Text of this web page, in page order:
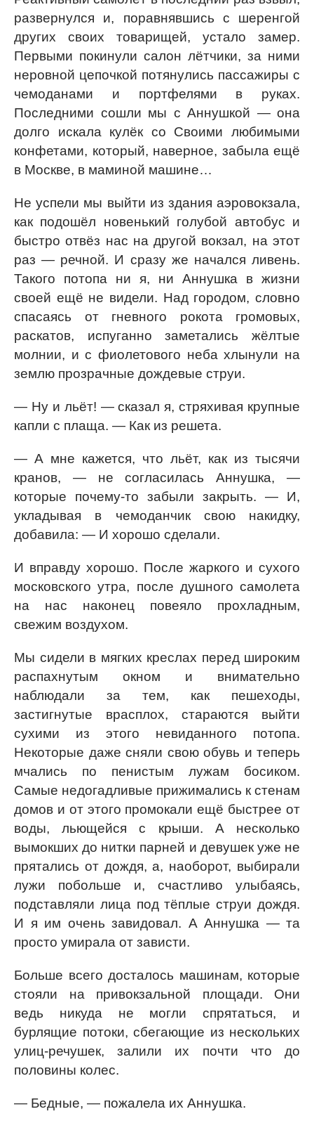
развернулся и, поравнявшись с шеренгой
других своих товарищей, устало замер.
Первыми покинули салон лётчики, за ними
неровной цепочкой потянулись пассажиры с
чемоданами и портфелями в руках.
Последними сошли мы с Аннушкой — она
долго искала кулёк со Своими любимыми
конфетами, который, наверное, забыла ещё
в Москве, в маминой машине…
Не успели мы выйти из здания аэровокзала,
как подошёл новенький голубой автобус и
быстро отвёз нас на другой вокзал, на этот
раз — речной. И сразу же начался ливень.
Такого потопа ни я, ни Аннушка в жизни
своей ещё не видели. Над городом, словно
спасаясь от гневного рокота громовых,
раскатов, испуганно заметались жёлтые
молнии, и с фиолетового неба хлынули на
землю прозрачные дождевые струи.
— Ну и льёт! — сказал я, стряхивая крупные
капли с плаща. — Как из решета.
— А мне кажется, что льёт, как из тысячи
кранов, — не согласилась Аннушка, —
которые почему-то забыли закрыть. — И,
укладывая в чемоданчик свою накидку,
добавила: — И хорошо сделали.
И вправду хорошо. После жаркого и сухого
московского утра, после душного самолета
на нас наконец повеяло прохладным,
свежим воздухом.
Мы сидели в мягких креслах перед широким
распахнутым окном и внимательно
наблюдали за тем, как пешеходы,
застигнутые врасплох, стараются выйти
сухими из этого невиданного потопа.
Некоторые даже сняли свою обувь и теперь
мчались по пенистым лужам босиком.
Самые недогадливые прижимались к стенам
домов и от этого промокали ещё быстрее от
воды, льющейся с крыши. А несколько
вымокших до нитки парней и девушек уже не
прятались от дождя, а, наоборот, выбирали
лужи побольше и, счастливо улыбаясь,
подставляли лица под тёплые струи дождя.
И я им очень завидовал. А Аннушка — та
просто умирала от зависти.
Больше всего досталось машинам, которые
стояли на привокзальной площади. Они
ведь никуда не могли спрятаться, и
бурлящие потоки, сбегающие из нескольких
улиц-речушек, залили их почти что до
половины колес.
— Бедные, — пожалела их Аннушка.